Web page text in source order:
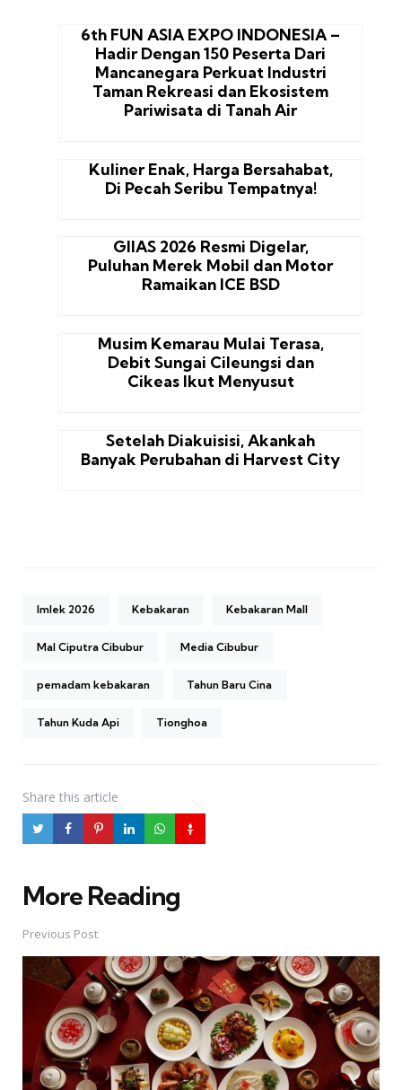
6th FUN ASIA EXPO INDONESIA –
Hadir Dengan 150 Peserta Dari
Mancanegara Perkuat Industri
Taman Rekreasi dan Ekosistem
Pariwisata di Tanah Air
Kuliner Enak, Harga Bersahabat,
Di Pecah Seribu Tempatnya!
GIIAS 2026 Resmi Digelar,
Puluhan Merek Mobil dan Motor
Ramaikan ICE BSD
Musim Kemarau Mulai Terasa,
Debit Sungai Cileungsi dan
Cikeas Ikut Menyusut
Setelah Diakuisisi, Akankah
Banyak Perubahan di Harvest City
Imlek 2026 Kebakaran Kebakaran Mall
Mal Ciputra Cibubur Media Cibubur
pemadam kebakaran Tahun Baru Cina
Tahun Kuda Api Tionghoa
Share this article
More Reading
Post
navigation
Previous Post